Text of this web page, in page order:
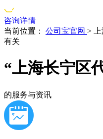
咨询详情
当前位置：
公司宝官网 >
有关
“上海长宁区
的服务与资讯